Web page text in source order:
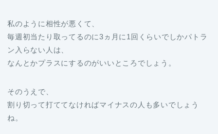
私のように相性が悪くて、
毎週初当たり取ってるのに3ヵ月に1回くらいでしかパトラ
ン入らない人は、
なんとかプラスにするのがいいところでしょう。
そのうえで、
割り切って打ててなければマイナスの人も多いでしょう
ね。